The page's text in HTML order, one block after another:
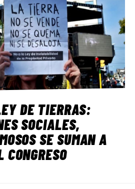
DE TIERRAS:
SOCIALES,
SE SUMAN A